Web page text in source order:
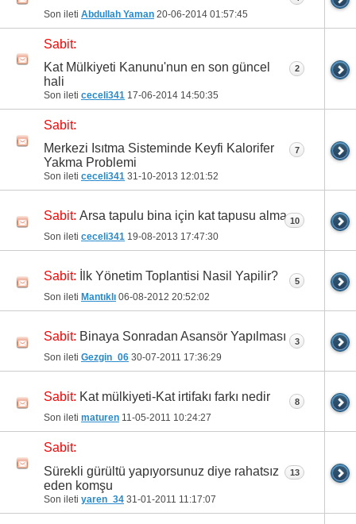
Son ileti Abdullah Yaman 20-06-2014 01:57:45
Sabit:
Kat Mülkiyeti Kanunu'nun en son güncel
hali
Son ileti ceceli341 17-06-2014 14:50:35
2
Sabit:
Merkezi Isıtma Sisteminde Keyfi Kalorifer
Yakma Problemi
Son ileti ceceli341 31-10-2013 12:01:52
7
Sabit: Arsa tapulu bina için kat tapusu alma
Son ileti ceceli341 19-08-2013 17:47:30
10
Sabit: İlk Yönetim Toplantisi Nasil Yapilir?
Son ileti Mantıklı 06-08-2012 20:52:02
5
Sabit: Binaya Sonradan Asansör Yapılması
Son ileti Gezgin_06 30-07-2011 17:36:29
3
Sabit: Kat mülkiyeti-Kat irtifakı farkı nedir
Son ileti maturen 11-05-2011 10:24:27
8
Sabit:
Sürekli gürültü yapıyorsunuz diye rahatsız
eden komşu
Son ileti yaren_34 31-01-2011 11:17:07
13